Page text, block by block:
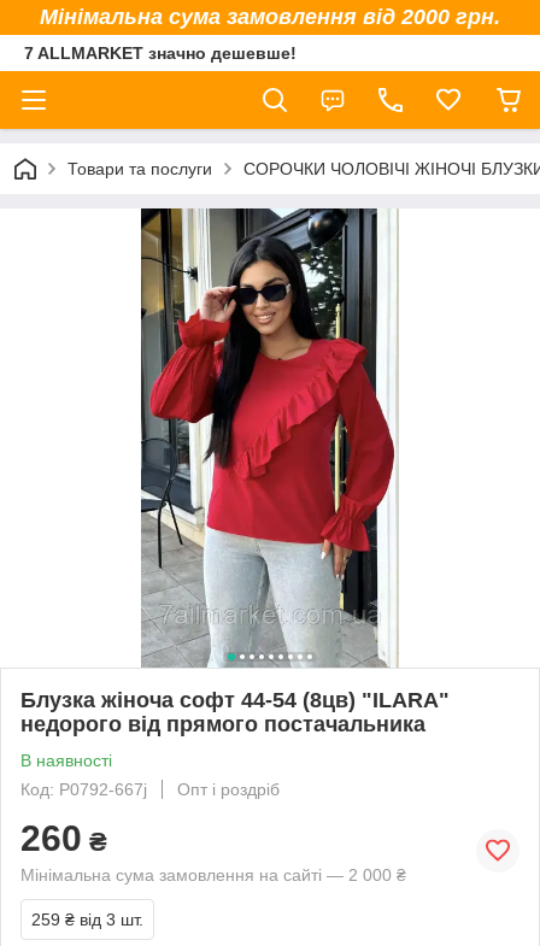
Мінімальна сума замовлення від 2000 грн.
7 ALLMARKET значно дешевше!
Товари та послуги СОРОЧКИ ЧОЛОВІЧІ ЖІНОЧІ
Блузка жіноча софт 44-54 (8цв) "ILARA"
недорого від прямого постачальника
В наявності
Код: P0792-667j
Опт і роздріб
260 ₴
Мінімальна сума замовлення на сайті — 2 000 ₴
259 ₴ від 3 шт.